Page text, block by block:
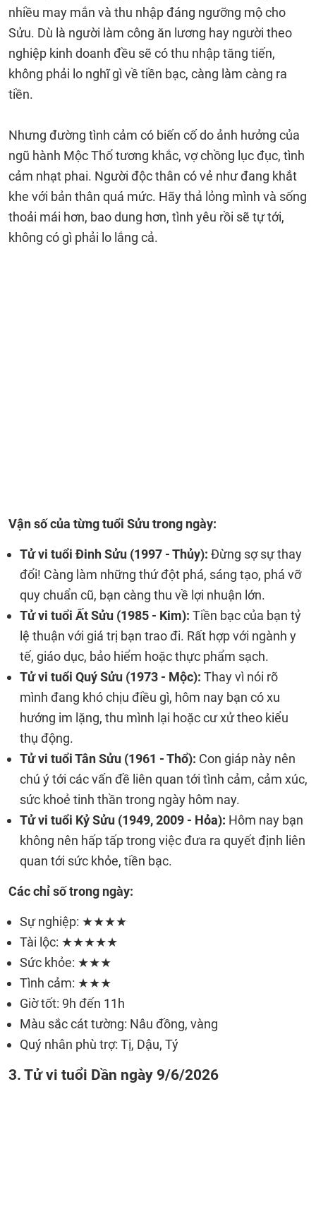
nhiều may mắn và thu nhập đáng ngưỡng mộ cho
Sửu. Dù là người làm công ăn lương hay người theo
nghiệp kinh doanh đều sẽ có thu nhập tăng tiến,
không phải lo nghĩ gì về tiền bạc, càng làm càng ra
tiền.
Nhưng đường tình cảm có biến cố do ảnh hưởng của
ngũ hành Mộc Thổ tương khắc, vợ chồng lục đục, tình
cảm nhạt phai. Người độc thân có vẻ như đang khắt
khe với bản thân quá mức. Hãy thả lỏng mình và sống
thoải mái hơn, bao dung hơn, tình yêu rồi sẽ tự tới,
không có gì phải lo lắng cả.
Vận số của từng tuổi Sửu trong ngày:
Tử vi tuổi Đinh Sửu (1997 - Thủy): Đừng sợ sự thay
đổi! Càng làm những thứ đột phá, sáng tạo, phá vỡ
quy chuẩn cũ, bạn càng thu về lợi nhuận lớn.
Tử vi tuổi Ất Sửu (1985 - Kim): Tiền bạc của bạn tỷ
lệ thuận với giá trị bạn trao đi. Rất hợp với ngành y
tế, giáo dục, bảo hiểm hoặc thực phẩm sạch.
Tử vi tuổi Quý Sửu (1973 - Mộc): Thay vì nói rõ
mình đang khó chịu điều gì, hôm nay bạn có xu
hướng im lặng, thu mình lại hoặc cư xử theo kiểu
thụ động.
Tử vi tuổi Tân Sửu (1961 - Thổ): Con giáp này nên
chú ý tới các vấn đề liên quan tới tình cảm, cảm xúc,
sức khoẻ tinh thần trong ngày hôm nay.
Tử vi tuổi Kỷ Sửu (1949, 2009 - Hỏa): Hôm nay bạn
không nên hấp tấp trong việc đưa ra quyết định liên
quan tới sức khỏe, tiền bạc.
Các chỉ số trong ngày:
Sự nghiệp: ★★★★
Tài lộc: ★★★★★
Sức khỏe: ★★★
Tình cảm: ★★★
Giờ tốt: 9h đến 11h
Màu sắc cát tường: Nâu đồng, vàng
Quý nhân phù trợ: Tị, Dậu, Tý
3. Tử vi tuổi Dần ngày 9/6/2026